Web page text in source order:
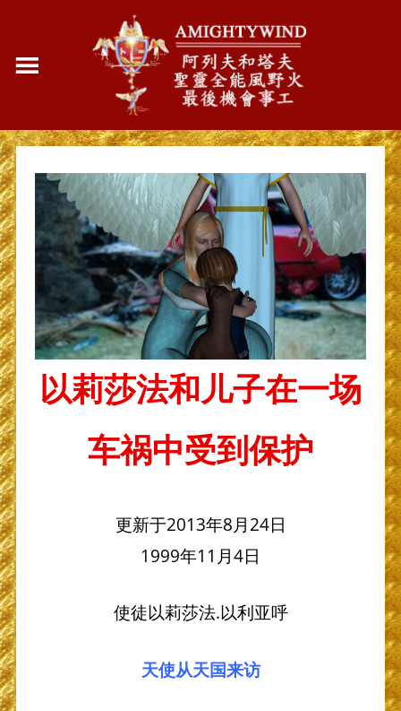
以莉莎法和儿子在一场
车祸中受到保护
更新于2013年8月24日
1999年11月4日
使徒以莉莎法.以利亚呼
天使从天国来访